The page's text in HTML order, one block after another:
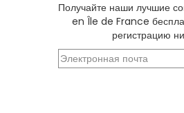
Получайте наши лучшие
en Île de France
регистрацию